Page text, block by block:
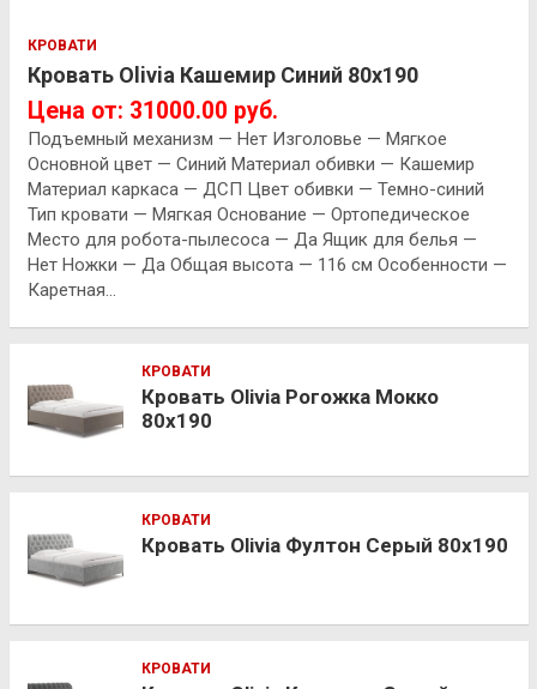
КРОВАТИ
Кровать Olivia Кашемир Синий 80х190
Цена от: 31000.00 руб.
Подъемный механизм — Нет Изголовье — Мягкое
Основной цвет — Синий Материал обивки — Кашемир
Материал каркаса — ДСП Цвет обивки — Темно-синий
Тип кровати — Мягкая Основание — Ортопедическое
Место для робота-пылесоса — Да Ящик для белья —
Нет Ножки — Да Общая высота — 116 см Особенности —
Каретная…
КРОВАТИ
Кровать Olivia Рогожка Мокко
80х190
КРОВАТИ
Кровать Olivia Фултон Серый 80х190
КРОВАТИ